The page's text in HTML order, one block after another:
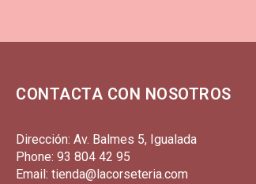
CONTACTA CON NOSOTROS
Dirección: Av. Balmes 5, Igualada
Phone: 93 804 42 95
Email: tienda@lacorseteria.com